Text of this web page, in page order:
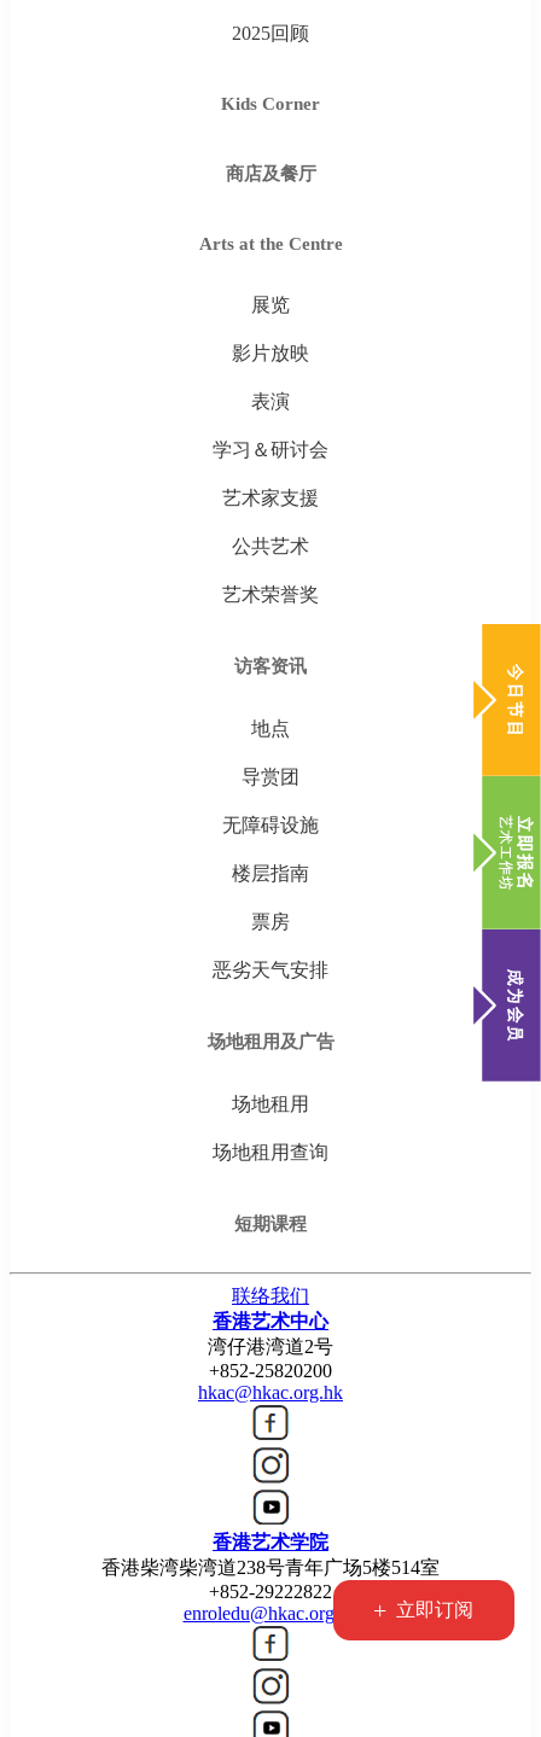
+ 立即订阅
2025回顾
Kids Corner
商店及餐厅
Arts at the Centre
展览
影片放映
表演
学习＆研讨会
艺术家支援
公共艺术
艺术荣誉奖
访客资讯
地点
导赏团
无障碍设施
楼层指南
票房
恶劣天气安排
场地租用及广告
场地租用
场地租用查询
短期课程
联络我们
香港艺术中心
湾仔港湾道2号
+852-25820200
hkac@hkac.org.hk
香港艺术学院
香港柴湾柴湾道238号青年广场5楼514室
+852-29222822
enroledu@hkac.org.hk